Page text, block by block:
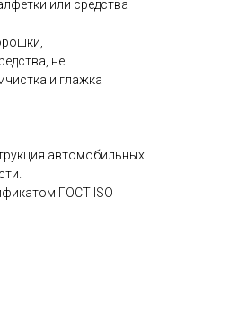
или средства
не
и глажка
автомобильных
ГОСТ ISO